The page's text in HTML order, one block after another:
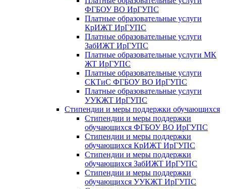
ФГБОУ ВО ИрГУПС
Платные образовательные услуги
КрИЖТ ИрГУПС
Платные образовательные услуги
ЗабИЖТ ИрГУПС
Платные образовательные услуги МК
ЖТ ИрГУПС
Платные образовательные услуги
СКТиС ФГБОУ ВО ИрГУПС
Платные образовательные услуги
УУКЖТ ИрГУПС
Стипендии и меры поддержки обучающихся
Стипендии и меры поддержки
обучающихся ФГБОУ ВО ИрГУПС
Стипендии и меры поддержки
обучающихся КрИЖТ ИрГУПС
Стипендии и меры поддержки
обучающихся ЗабИЖТ ИрГУПС
Стипендии и меры поддержки
обучающихся УУКЖТ ИрГУПС